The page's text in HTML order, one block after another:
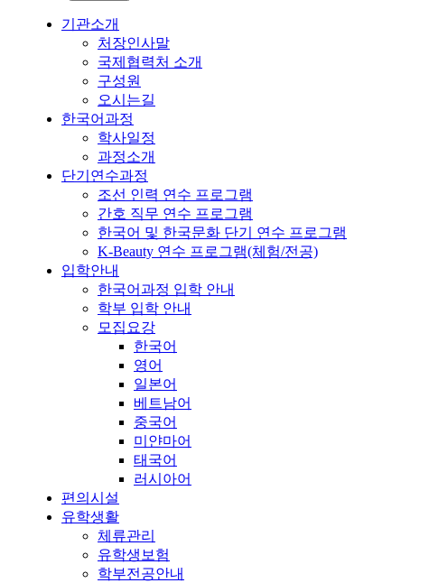
기관소개
처장인사말
국제협력처 소개
구성원
오시는길
한국어과정
학사일정
과정소개
단기연수과정
조선 인력 연수 프로그램
간호 직무 연수 프로그램
한국어 및 한국문화 단기 연수 프로그램
K-Beauty 연수 프로그램(체험/전공)
입학안내
한국어과정 입학 안내
학부 입학 안내
모집요강
한국어
영어
일본어
베트남어
중국어
미얀마어
태국어
러시아어
편의시설
유학생활
체류관리
유학생보험
학부전공안내